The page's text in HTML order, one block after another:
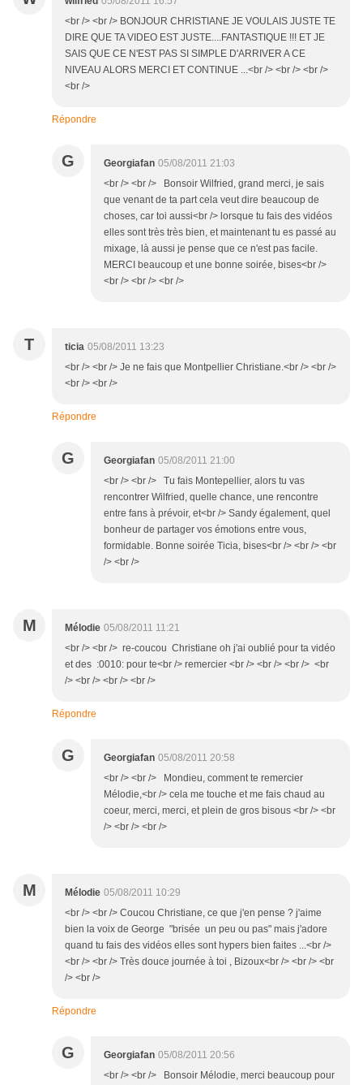
<br /> <br /> BONJOUR CHRISTIANE JE VOULAIS JUSTE TE
DIRE QUE TA VIDEO EST JUSTE....FANTASTIQUE !!! ET JE
SAIS QUE CE N'EST PAS SI SIMPLE D'ARRIVER A CE
NIVEAU ALORS MERCI ET CONTINUE ...<br /> <br /> <br />
<br />
Répondre
G Georgiafan 05/08/2011 21:03
<br /> <br /> Bonsoir Wilfried, grand merci, je sais
que venant de ta part cela veut dire beaucoup de
choses, car toi aussi<br /> lorsque tu fais des vidéos
elles sont très très bien, et maintenant tu es passé au
mixage, là aussi je pense que ce n'est pas facile.
MERCI beaucoup et une bonne soirée, bises<br />
<br /> <br /> <br />
T ticia 05/08/2011 13:23
<br /> <br /> Je ne fais que Montpellier Christiane.<br /> <br />
<br /> <br />
Répondre
G Georgiafan 05/08/2011 21:00
<br /> <br /> Tu fais Montepellier, alors tu vas
rencontrer Wilfried, quelle chance, une rencontre
entre fans à prévoir, et<br /> Sandy également, quel
bonheur de partager vos émotions entre vous,
formidable. Bonne soirée Ticia, bises<br /> <br /> <br
/> <br />
M Mélodie 05/08/2011 11:21
<br /> <br /> re-coucou Christiane oh j'ai oublié pour ta vidéo
et des :0010: pour te<br /> remercier <br /> <br /> <br /> <br
/> <br /> <br /> <br />
Répondre
G Georgiafan 05/08/2011 20:58
<br /> <br /> Mondieu, comment te remercier
Mélodie,<br /> cela me touche et me fais chaud au
coeur, merci, merci, et plein de gros bisous <br /> <br
/> <br /> <br />
M Mélodie 05/08/2011 10:29
<br /> <br /> Coucou Christiane, ce que j'en pense ? j'aime
bien la voix de George "brisée un peu ou pas" mais j'adore
quand tu fais des vidéos elles sont hypers bien faites ...<br />
<br /> <br /> Très douce journée à toi , Bizoux<br /> <br /> <br
/> <br />
Répondre
G Georgiafan 05/08/2011 20:56
<br /> <br /> Bonsoir Mélodie, merci beaucoup pour